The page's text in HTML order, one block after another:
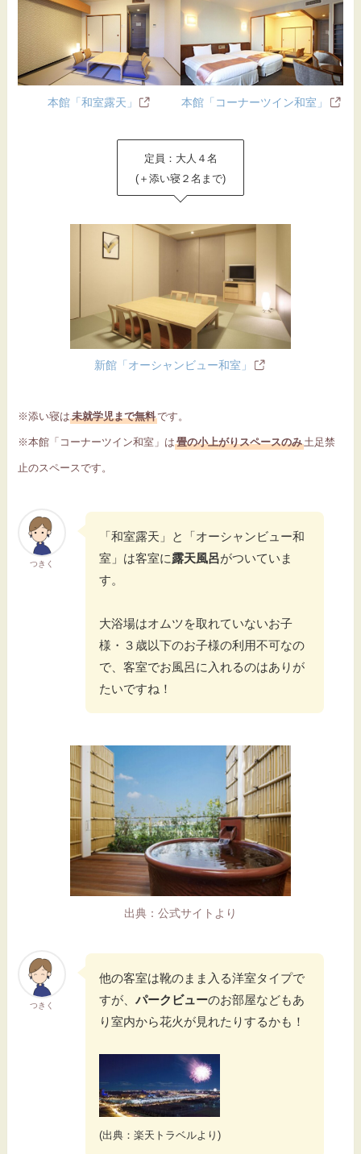
本館「和室露天」 本館「コーナーツイン和室」
定員：大人４名
(＋添い寝２名まで)
新館「オーシャンビュー和室」
※添い寝は未就学児まで無料です。
※本館「コーナーツイン和室」は畳の小上がりスペースのみ土足禁
止のスペースです。
つきく
「和室露天」と「オーシャンビュー和
室」は客室に露天風呂がついていま
す。
大浴場はオムツを取れていないお子
様・３歳以下のお子様の利用不可なの
で、客室でお風呂に入れるのはありが
たいですね！
出典：公式サイトより
つきく
他の客室は靴のまま入る洋室タイプで
すが、パークビューのお部屋などもあ
り室内から花火が見れたりするかも！
(出典：楽天トラベルより)